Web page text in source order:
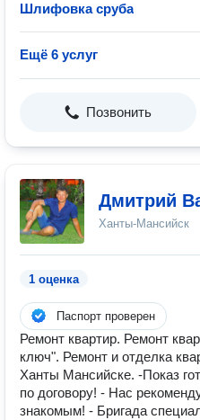
Шлифовка сруба
Ещё 6 услуг
Позвонить
Дмитрий
Ханты-Мансийск
1 оценка
Паспорт проверен
Ремонт квартир. Ремонт
ключ". Ремонт и отделка
Ханты Мансийске. -Показ
по договору! - Нас
знакомым! - Бригада